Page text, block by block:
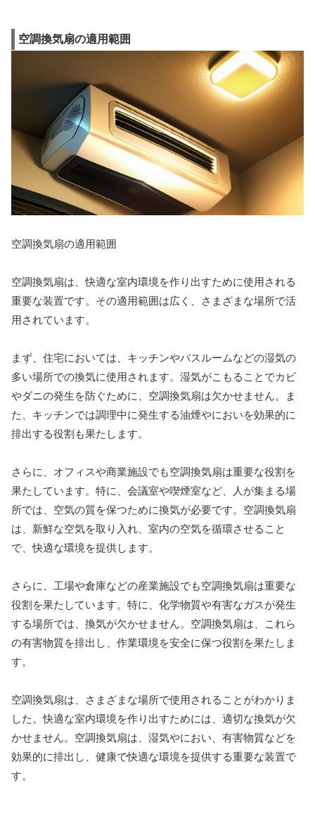
空調換気扇の適用範囲
空調換気扇の適用範囲
空調換気扇は、快適な室内環境を作り出すために使用される
重要な装置です。その適用範囲は広く、さまざまな場所で活
用されています。
まず、住宅においては、キッチンやバスルームなどの湿気の
多い場所での換気に使用されます。湿気がこもることでカビ
やダニの発生を防ぐために、空調換気扇は欠かせません。ま
た、キッチンでは調理中に発生する油煙やにおいを効果的に
排出する役割も果たします。
さらに、オフィスや商業施設でも空調換気扇は重要な役割を
果たしています。特に、会議室や喫煙室など、人が集まる場
所では、空気の質を保つために換気が必要です。空調換気扇
は、新鮮な空気を取り入れ、室内の空気を循環させること
で、快適な環境を提供します。
さらに、工場や倉庫などの産業施設でも空調換気扇は重要な
役割を果たしています。特に、化学物質や有害なガスが発生
する場所では、換気が欠かせません。空調換気扇は、これら
の有害物質を排出し、作業環境を安全に保つ役割を果たしま
す。
空調換気扇は、さまざまな場所で使用されることがわかりま
した。快適な室内環境を作り出すためには、適切な換気が欠
かせません。空調換気扇は、湿気やにおい、有害物質などを
効果的に排出し、健康で快適な環境を提供する重要な装置で
す。